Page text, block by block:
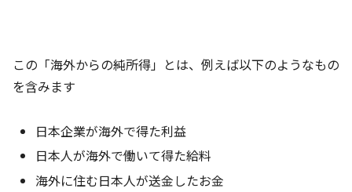
この「海外からの純所得」とは、例えば以下のようなもの
を含みます
日本企業が海外で得た利益
日本人が海外で働いて得た給料
海外に住む日本人が送金したお金